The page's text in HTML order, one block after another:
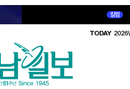
칼럼
TODAY 2026